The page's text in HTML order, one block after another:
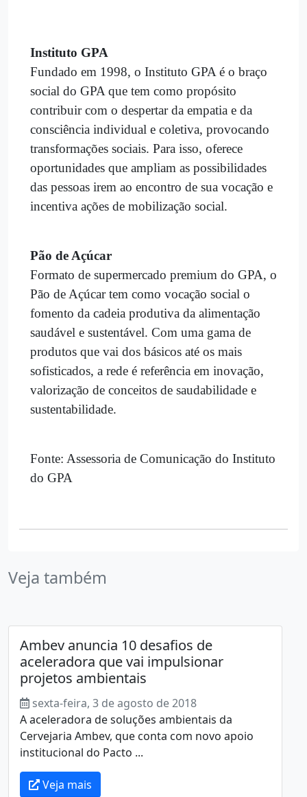
Instituto GPA
Fundado em 1998, o Instituto GPA é o braço
social do GPA que tem como propósito
contribuir com o despertar da empatia e da
consciência individual e coletiva, provocando
transformações sociais. Para isso, oferece
oportunidades que ampliam as possibilidades
das pessoas irem ao encontro de sua vocação e
incentiva ações de mobilização social.
Pão de Açúcar
Formato de supermercado premium do GPA, o
Pão de Açúcar tem como vocação social o
fomento da cadeia produtiva da alimentação
saudável e sustentável. Com uma gama de
produtos que vai dos básicos até os mais
sofisticados, a rede é referência em inovação,
valorização de conceitos de saudabilidade e
sustentabilidade.
Fonte: Assessoria de Comunicação do Instituto
do GPA
Veja também
Ambev anuncia 10 desafios de
aceleradora que vai impulsionar
projetos ambientais
sexta-feira, 3 de agosto de 2018
A aceleradora de soluções ambientais da
Cervejaria Ambev, que conta com novo apoio
institucional do Pacto ...
Veja mais